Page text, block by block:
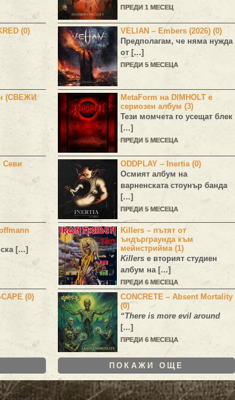
(0)
(СВЕЖИ
Севи
[…]
(0)
ПРЕДИ 1 МЕСЕЦ
VELIAN – Embers (2026) (0)
Предполагам, че няма нужда
от […]
ПРЕДИ 5 МЕСЕЦА
MetaForm на DIMHOLT е
сериозен албум (3)
Тези момчета го усещат блек
[…]
ПРЕДИ 5 МЕСЕЦА
ODDPLAY – Inertia (0)
Осмият албум на
варненската стоунър банда
[…]
ПРЕДИ 5 МЕСЕЦА
Killers – пътят от
ъндърграунда към
мейнстрийма (1)
Killers е вторият студиен
албум на […]
ПРЕДИ 6 МЕСЕЦА
CONCRETE – Absent Mortality
(0)
“There is more evil around
[…]
ПРЕДИ 6 МЕСЕЦА
ПОКАЖИ ОЩЕ